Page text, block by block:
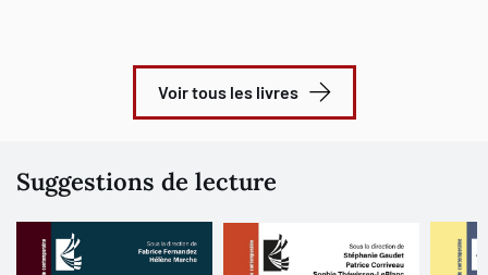
Voir tous les livres
Suggestions de lecture